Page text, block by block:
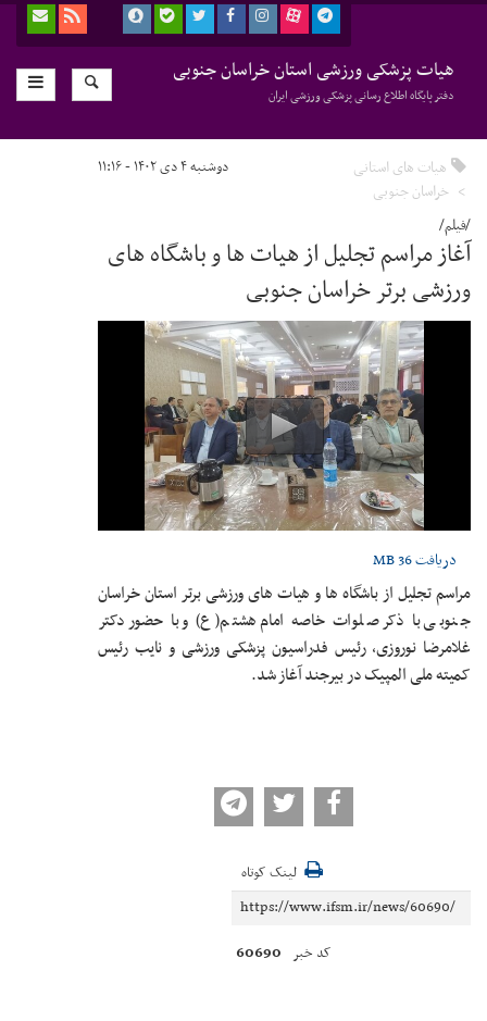
هیات پزشکی ورزشی استان خراسان جنوبی
دفتر پایگاه اطلاع رسانی پزشکی ورزشی ایران
هیات های استانی
خراسان جنوبی
دوشنبه ۴ دی ۱۴۰۲ - ۱۱:۱۶
/فیلم/
آغاز مراسم تجلیل از هیات ها و باشگاه های
ورزشی برتر خراسان جنوبی
دریافت36 MB
مراسم تجلیل از باشگاه ها و هیات های ورزشی برتر استان خراسان
جنوبی با ذکر صلوات خاصه امام هشتم(ع) و با حضور دکتر
غلامرضا نوروزی، رئیس فدراسیون پزشکی ورزشی و نایب رئیس
کمیته ملی المپیک در بیرجند آغاز شد.
لینک کوتاه
کد خبر 60690